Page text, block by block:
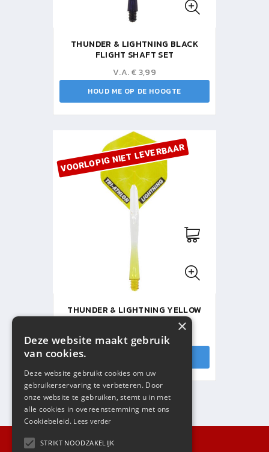
THUNDER & LIGHTNING BLACK
FLIGHT SHAFT SET
V.A. € 3,99
HOUD ME OP DE HOOGTE
VOORLOPIG NIET LEVERBAAR
THUNDER & LIGHTNING YELLOW
V.A. € 3,99
×
Deze website maakt gebruik
van cookies.
Deze website gebruikt cookies om uw
gebruikerservaring te verbeteren. Door
onze website te gebruiken, stemt u in met
alle cookies in overeenstemming met ons
Cookiebeleid. Lees verder
STRIKT NOODZAKELIJK